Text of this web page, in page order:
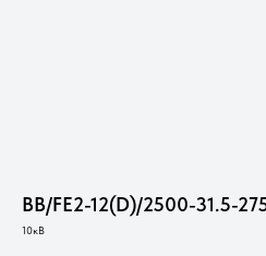
ВВ/FE2-12(D)/2500-31.5-
10кВ